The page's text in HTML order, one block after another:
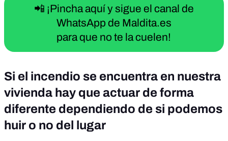
📲 ¡Pincha aquí y sigue el canal de
WhatsApp de Maldita.es
para que no te la cuelen!
Si el incendio se encuentra en nuestra
vivienda hay que actuar de forma
diferente dependiendo de si podemos
huir o no del lugar